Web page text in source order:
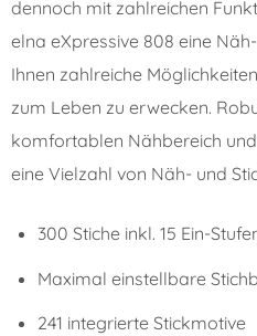
dennoch mit zahlreichen
elna eXpressive 808 eine
Ihnen zahlreiche
zum Leben zu erwecken.
komfortablen Nähbereich
eine Vielzahl von Näh- und
300 Stiche inkl. 15 Ein-
Maximal einstellbare
241 integrierte Stickmotive